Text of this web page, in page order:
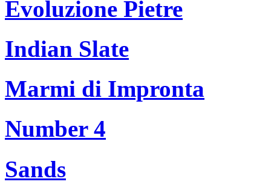
Evoluzione Pietre
Indian Slate
Marmi di Impronta
Number 4
Sands